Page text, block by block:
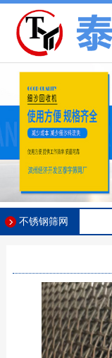
不锈钢筛网